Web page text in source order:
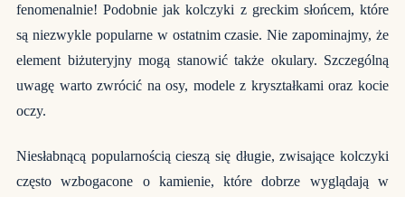
fenomenalnie! Podobnie jak kolczyki z greckim słońcem, które
są niezwykle popularne w ostatnim czasie. Nie zapominajmy, że
element biżuteryjny mogą stanowić także okulary. Szczególną
uwagę warto zwrócić na osy, modele z kryształkami oraz kocie
oczy.
Niesłabnącą popularnością cieszą się długie, zwisające kolczyki
często wzbogacone o kamienie, które dobrze wyglądają w